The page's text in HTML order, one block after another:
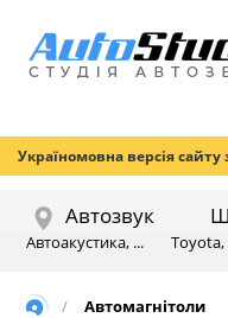
Україномовна версія
Автозвук
Автоакустика, ... Toyota,
/ Автомагнітоли